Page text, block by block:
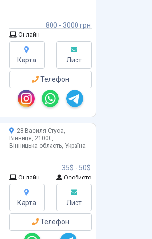
800 - 3000 грн
Онлайн
Карта Лист
Телефон
35$ - 50$
28 Василя Стуса,
Вінниця, 21000,
Вінницька область, Україна
Онлайн Особисто
Карта Лист
Телефон